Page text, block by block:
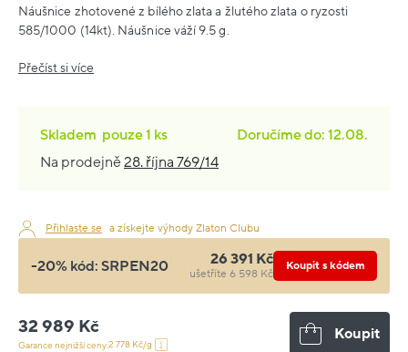
Náušnice zhotovené z bílého zlata a žlutého zlata o ryzosti
585/1000 (14kt). Náušnice váží 9.5 g.
Přečíst si více
Skladem pouze1 ks
Doručíme do: 12.08.
Na prodejně28. října 769/14
Přihlaste se a získejte výhody Zlaton Clubu
-20% kód: SRPEN20 26 391 Kč
ušetříte 6 598 Kč
Koupit s kódem
32 989 Kč
Garance nejnižší ceny:2 778 Kč/g
Koupit